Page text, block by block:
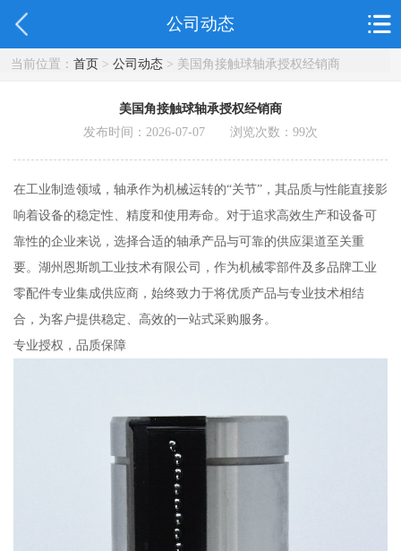
公司动态
当前位置： 首页> 公司动态> 美国角接触球轴承授权经销商
美国角接触球轴承授权经销商
发布时间：2026-07-07 浏览次数： 99次
在工业制造领域，轴承作为机械运转的“关节”，其品质与性能直接影
响着设备的稳定性、精度和使用寿命。对于追求高效生产和设备可
靠性的企业来说，选择合适的轴承产品与可靠的供应渠道至关重
要。湖州恩斯凯工业技术有限公司，作为机械零部件及多品牌工业
零配件专业集成供应商，始终致力于将优质产品与专业技术相结
合，为客户提供稳定、高效的一站式采购服务。
专业授权，品质保障